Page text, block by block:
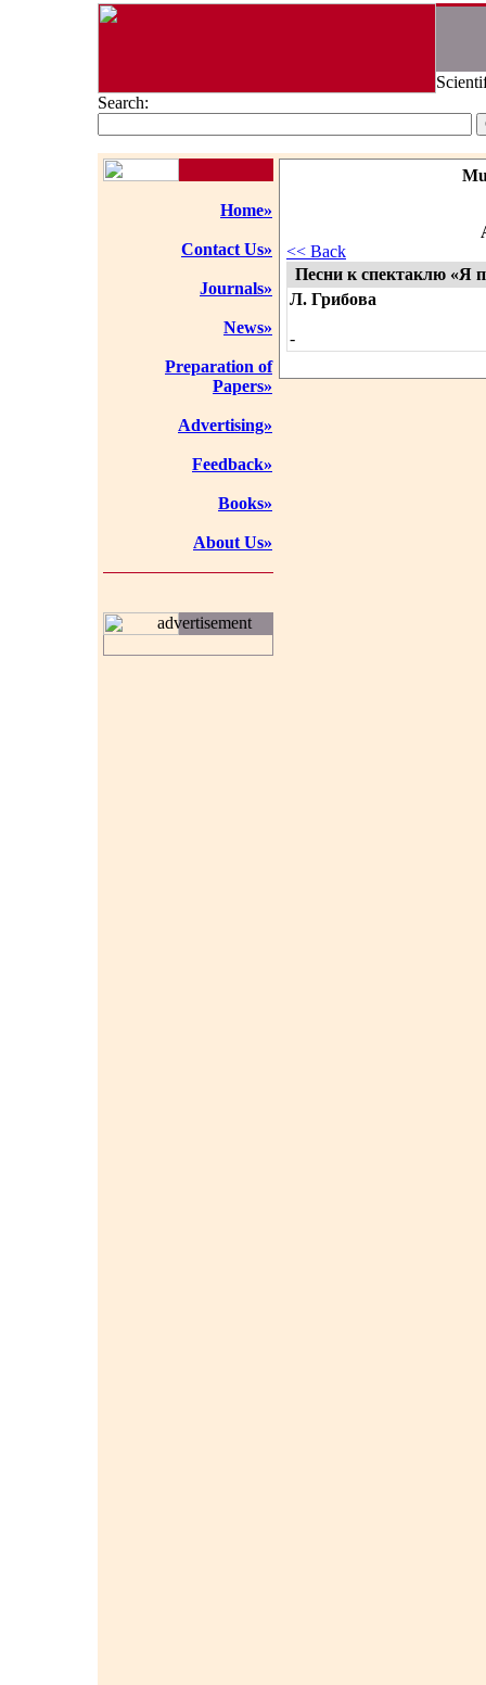
Search:
Home»
Contact Us»
Journals»
News»
Preparation of
Papers»
Advertising»
Feedback»
Books»
About Us»
advertisement
<< Back
Песни к спектаклю «Я
Л. Грибова
-